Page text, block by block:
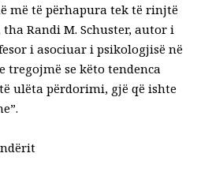
më të përhapura tek të rinjtë
Randi M. Schuster, autor i
i asociuar i psikologjisë në
tregojmë se këto tendenca
ulëta përdorimi, gjë që ishte